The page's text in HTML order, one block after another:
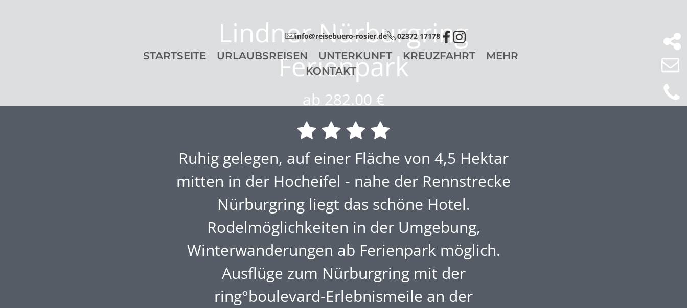
info@reisebuero-rosier.de 02372 17178
STARTSEITE URLAUBSREISEN UNTERKUNFT KREUZFAHRT
MEHR
KONTAKT
Lindner Nürburgring
Ferienpark
ab 282.00 €
Ruhig gelegen, auf einer Fläche von 4,5 Hektar
mitten in der Hocheifel - nahe der Rennstrecke
Nürburgring liegt das schöne Hotel.
Rodelmöglichkeiten in der Umgebung,
Winterwanderungen ab Ferienpark möglich.
Ausflüge zum Nürburgring mit der
ring°boulevard-Erlebnismeile an der